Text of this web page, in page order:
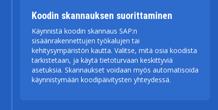
Koodin skannauksen suorittaminen
Käynnistä koodin skannaus SAP:n
sisäänrakennettujen työkalujen tai
kehitysympäristön kautta. Valitse, mitä osia koodista
tarkistetaan, ja käytä tietoturvaan keskittyviä
asetuksia. Skannaukset voidaan myös automatisoida
käynnistymään koodipäivitysten yhteydessä.